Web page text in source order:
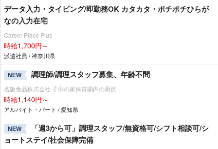
データ入力・タイピング/即勤務OK カタカタ・ポチポチひらが
なの入力在宅
Career Place Plus
時給1,700円～
派遣社員 / 神奈川県
NEW 調理師/調理スタッフ募集、年齢不問
名阪食品株式会社 子供の家保育園内の厨房
時給1,140円～
アルバイト・パート / 愛知県
NEW
「週3から可」調理スタッフ/無資格可/シフト相談可/シ
ョートステイ/社会保障完備